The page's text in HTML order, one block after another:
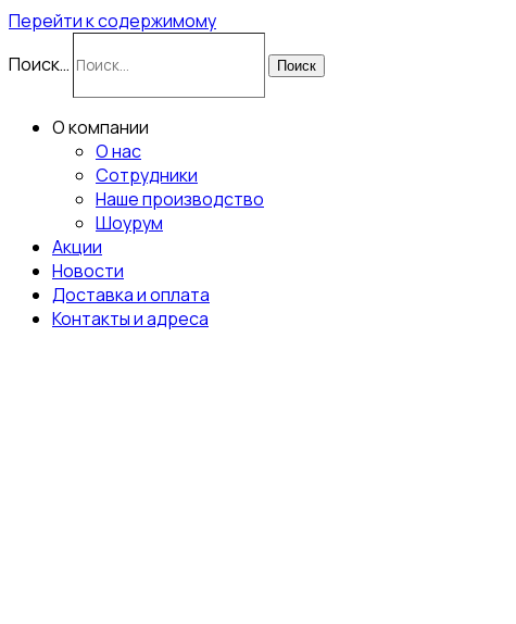
Перейти к содержимому
Поиск…
Поиск
О компании
О нас
Сотрудники
Наше производство
Шоурум
Акции
Новости
Доставка и оплата
Контакты и адреса